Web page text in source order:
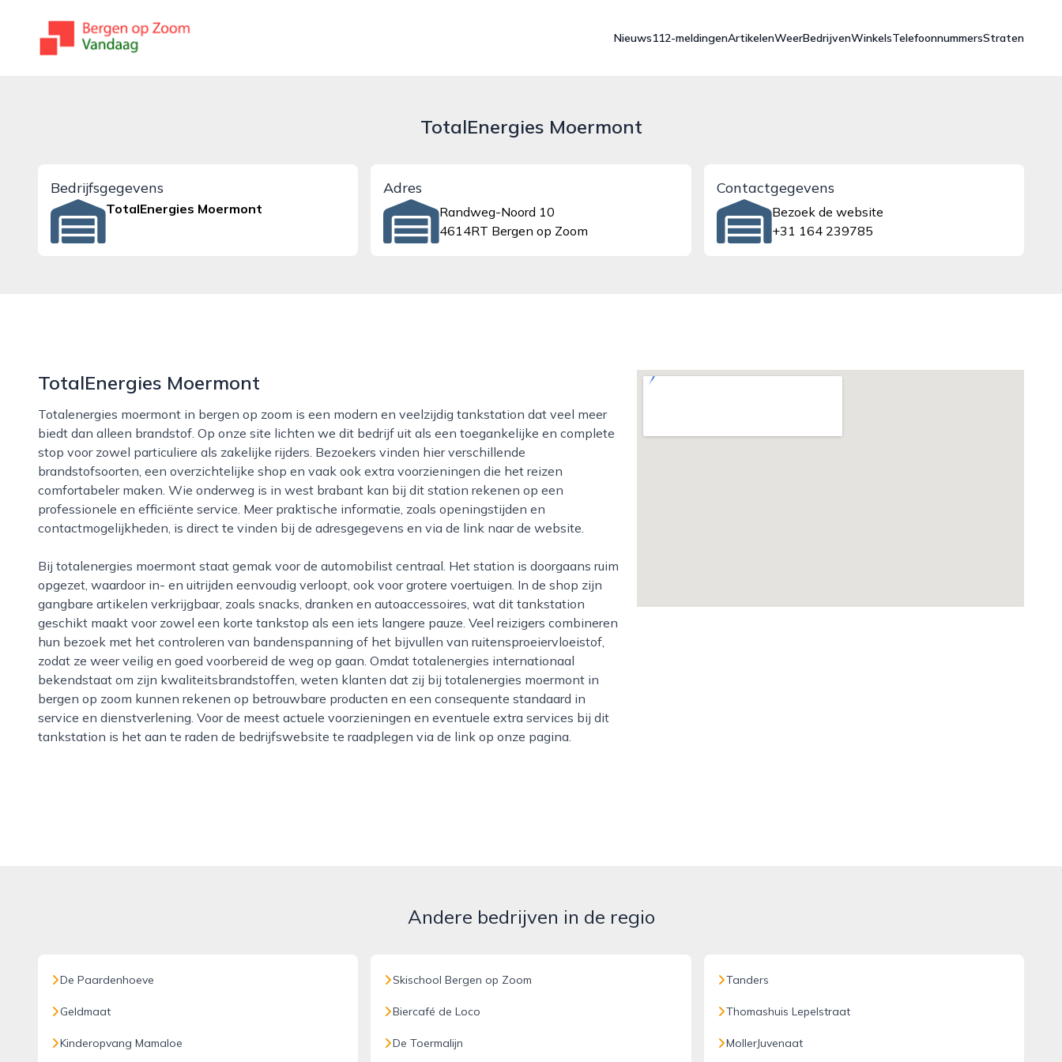
bergenopzoomvandaag.nl
Nieuws112-meldingenArtikelenWeerBedrijvenWinkelsTelefoonnummersStraten
TotalEnergies Moermont
Bedrijfsgegevens
TotalEnergies Moermont
Adres
Randweg-Noord 10
4614RT Bergen op Zoom
Contactgegevens
Bezoek de website
+31 164 239785
TotalEnergies Moermont
Totalenergies moermont in bergen op zoom is een modern en veelzijdig tankstation dat veel meer
biedt dan alleen brandstof. Op onze site lichten we dit bedrijf uit als een toegankelijke en complete
stop voor zowel particuliere als zakelijke rijders. Bezoekers vinden hier verschillende
brandstofsoorten, een overzichtelijke shop en vaak ook extra voorzieningen die het reizen
comfortabeler maken. Wie onderweg is in west brabant kan bij dit station rekenen op een
professionele en efficiënte service. Meer praktische informatie, zoals openingstijden en
contactmogelijkheden, is direct te vinden bij de adresgegevens en via de link naar de website.
Bij totalenergies moermont staat gemak voor de automobilist centraal. Het station is doorgaans ruim
opgezet, waardoor in- en uitrijden eenvoudig verloopt, ook voor grotere voertuigen. In de shop zijn
gangbare artikelen verkrijgbaar, zoals snacks, dranken en autoaccessoires, wat dit tankstation
geschikt maakt voor zowel een korte tankstop als een iets langere pauze. Veel reizigers combineren
hun bezoek met het controleren van bandenspanning of het bijvullen van ruitensproeiervloeistof,
zodat ze weer veilig en goed voorbereid de weg op gaan. Omdat totalenergies internationaal
bekendstaat om zijn kwaliteitsbrandstoffen, weten klanten dat zij bij totalenergies moermont in
bergen op zoom kunnen rekenen op betrouwbare producten en een consequente standaard in
service en dienstverlening. Voor de meest actuele voorzieningen en eventuele extra services bij dit
tankstation is het aan te raden de bedrijfswebsite te raadplegen via de link op onze pagina.
Andere bedrijven in de regio
De Paardenhoeve
Geldmaat
Kinderopvang Mamaloe
Skischool Bergen op Zoom
Biercafé de Loco
De Toermalijn
Tanders
Thomashuis Lepelstraat
MollerJuvenaat